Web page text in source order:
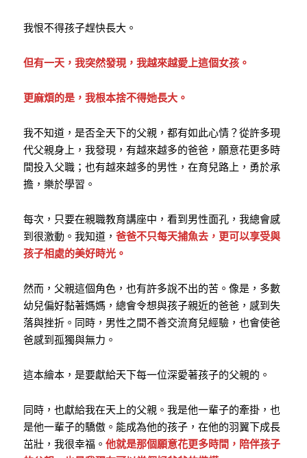
我恨不得孩子趕快長大。
但有一天，我突然發現，我越來越愛上這個女孩。
更麻煩的是，我根本捨不得她長大。
我不知道，是否全天下的父親，都有如此心情？從許多現
代父親身上，我發現，有越來越多的爸爸，願意花更多時
間投入父職；也有越來越多的男性，在育兒路上，勇於承
擔，樂於學習。
每次，只要在親職教育講座中，看到男性面孔，我總會感
到很激動。我知道， 爸爸不只每天捕魚去，更可以享受與
孩子相處的美好時光。
然而，父親這個角色，也有許多說不出的苦。像是，多數
幼兒偏好黏著媽媽，總會令想與孩子親近的爸爸，感到失
落與挫折。同時，男性之間不善交流育兒經驗，也會使爸
爸感到孤獨與無力。
這本繪本，是要獻給天下每一位深愛著孩子的父親的。
同時，也獻給我在天上的父親。我是他一輩子的牽掛，也
是他一輩子的驕傲。能成為他的孩子，在他的羽翼下成長
茁壯，我很幸福。 他就是那個願意花更多時間，陪伴孩子